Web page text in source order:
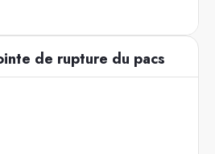
de rupture du pacs